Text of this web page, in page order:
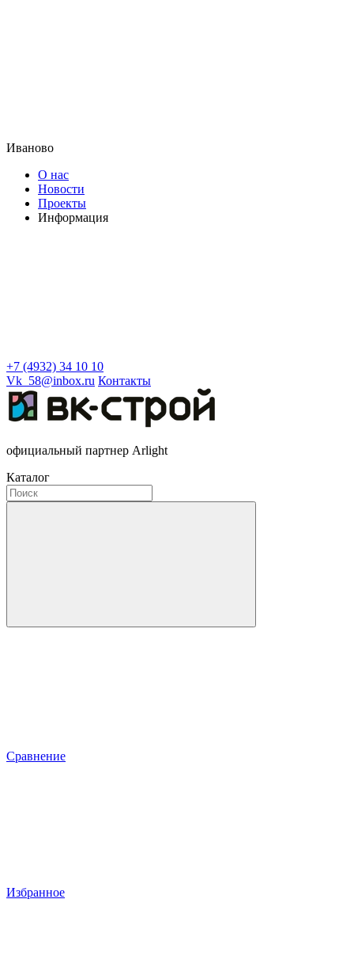
Иваново
О нас
Новости
Проекты
Информация
+7 (4932) 34 10 10
Vk_58@inbox.ru Контакты
официальный партнер Arlight
Каталог
Сравнение
Избранное